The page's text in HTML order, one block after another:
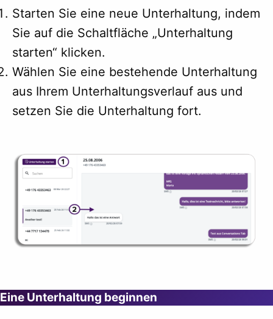
Starten Sie eine neue Unterhaltung, indem
Sie auf die Schaltfläche „Unterhaltung
starten“ klicken.
Wählen Sie eine bestehende Unterhaltung
aus Ihrem Unterhaltungsverlauf aus und
setzen Sie die Unterhaltung fort.
Eine Unterhaltung beginnen